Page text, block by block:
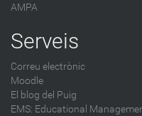
AMPA
Serveis
Correu electrònic
Moodle
El blog del Puig
EMS: Educational